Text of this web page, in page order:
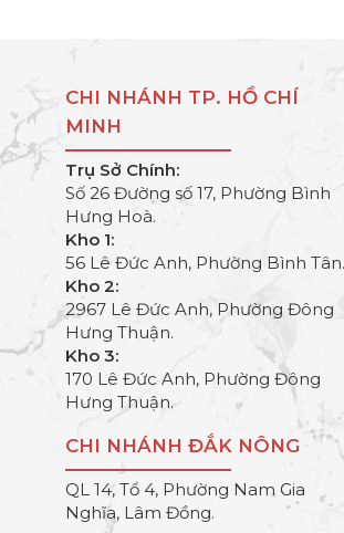
CHI NHÁNH TP. HỒ CHÍ
MINH
Trụ Sở Chính:
Số 26 Đường số 17, Phường Bình
Hưng Hoà.
Kho 1:
56 Lê Đức Anh, Phường Bình Tân.
Kho 2:
2967 Lê Đức Anh, Phường Đông
Hưng Thuận.
Kho 3:
170 Lê Đức Anh, Phường Đông
Hưng Thuận.
CHI NHÁNH ĐẮK NÔNG
QL 14, Tổ 4, Phường Nam Gia
Nghĩa, Lâm Đồng.